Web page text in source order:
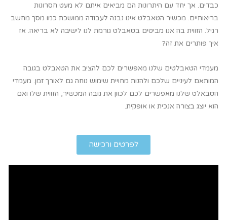
כבדים. אך יחד עם היתרונות הם מביאים איתם לא מעט חסרונות
בריאותיים. מכשיר הטאבלט אינו נבנה לעבודה ממושכת כמו מסך מחשב
רגיל. הזווית בה אנו מביטים בטאבלט גורמת לנו לישיבה לא בריאה. אז
איך פותרים את זה?
מעמדי הטאבלטים שלנו מאפשרים לכם להציב את הטאבלט בגובה
המותאם לעיניים שלכם ולהנות מחויית שימוש נוחה גם לאורך זמן. מעמדי
הטבאלט שלנו מאפשרים לכם לכוון את גובה המכשיר, הזווית שלו ואם
הוא יוצג בצורה אנכית או אופקית.
לפרטים ורכישה